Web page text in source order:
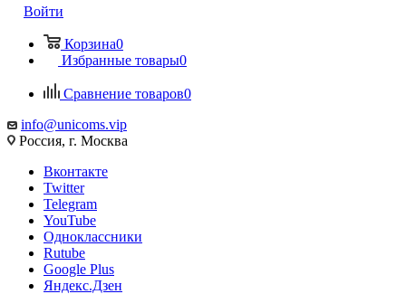
Войти
Корзина0
Избранные товары0
Сравнение товаров0
info@unicoms.vip
Россия, г. Москва
Вконтакте
Twitter
Telegram
YouTube
Одноклассники
Rutube
Google Plus
Яндекс.Дзен